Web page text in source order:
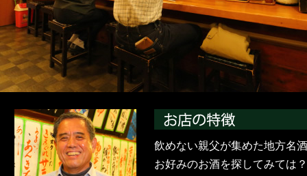
飲めない親父が集めた地方名
お好みのお酒を探してみては？